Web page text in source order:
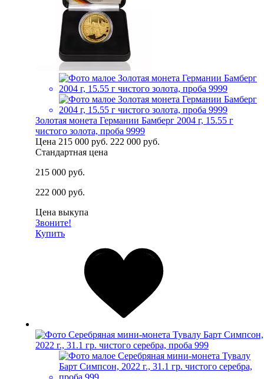
Золотая монета Германии Бамберг 2004 г, 15.55 г
чистого золота, проба 9999
Цена 215 000 руб. 222 000 руб.
Стандартная цена
215 000 руб.
222 000 руб.
Цена выкупа
Звоните!
Купить